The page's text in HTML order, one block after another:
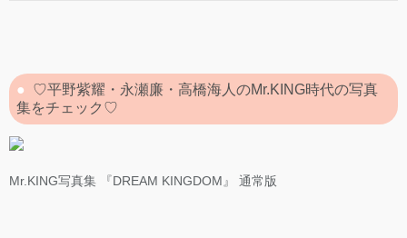
♡平野紫耀・永瀬廉・高橋海人のMr.KING時代の写真
集をチェック♡
Mr.KING写真集 『DREAM KINGDOM』 通常版